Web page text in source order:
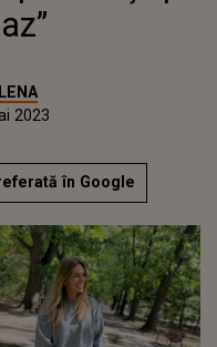
2023
în Google